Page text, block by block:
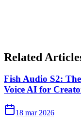
Related
Fish Audio S2:
Voice AI for
18 mar 2026